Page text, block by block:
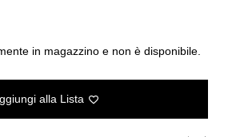
in magazzino e non è disponibile.
alla Lista